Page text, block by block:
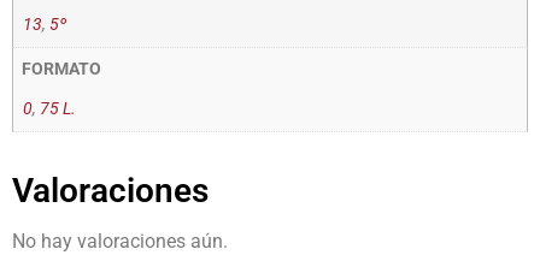
13, 5º
FORMATO
0, 75 L.
Valoraciones
No hay valoraciones aún.